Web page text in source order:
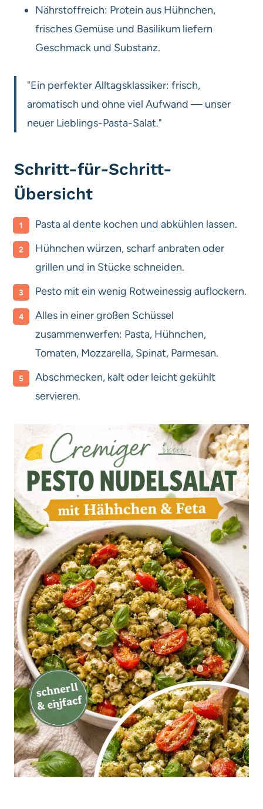
Nährstoffreich: Protein aus Hühnchen,
frisches Gemüse und Basilikum liefern
Geschmack und Substanz.
"Ein perfekter Alltagsklassiker: frisch,
aromatisch und ohne viel Aufwand — unser
neuer Lieblings-Pasta-Salat."
Schritt-für-Schritt-
Übersicht
Pasta al dente kochen und abkühlen lassen.
Hühnchen würzen, scharf anbraten oder
grillen und in Stücke schneiden.
Pesto mit ein wenig Rotweinessig auflockern.
Alles in einer großen Schüssel
zusammenwerfen: Pasta, Hühnchen,
Tomaten, Mozzarella, Spinat, Parmesan.
Abschmecken, kalt oder leicht gekühlt
servieren.